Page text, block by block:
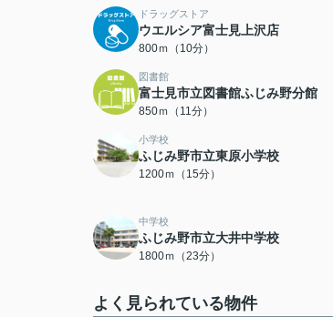
ドラッグストア
ウエルシア富士見上沢店
800ｍ（10分）
図書館
富士見市立図書館ふじみ野分館
850ｍ（11分）
小学校
ふじみ野市立東原小学校
1200ｍ（15分）
中学校
ふじみ野市立大井中学校
1800ｍ（23分）
よく見られている物件